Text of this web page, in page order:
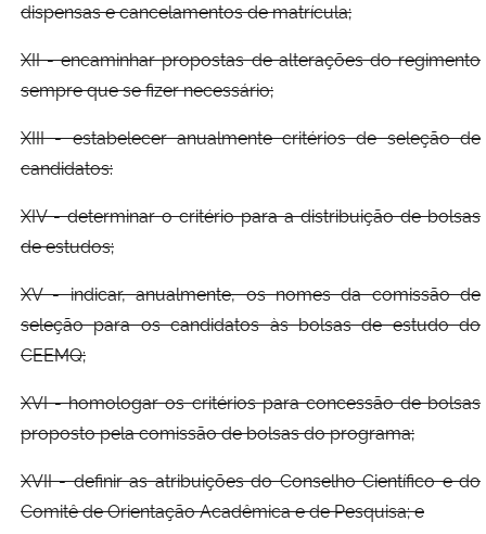
dispensas e cancelamentos de matrícula;
XII - encaminhar propostas de alterações do regimento
sempre que se fizer necessário;
XIII - estabelecer anualmente critérios de seleção de
candidatos:
XIV - determinar o critério para a distribuição de bolsas
de estudos;
XV - indicar, anualmente, os nomes da comissão de
seleção para os candidatos às bolsas de estudo do
CEEMQ;
XVI - homologar os critérios para concessão de bolsas
proposto pela comissão de bolsas do programa;
XVII - definir as atribuições do Conselho Científico e do
Comitê de Orientação Acadêmica e de Pesquisa; e